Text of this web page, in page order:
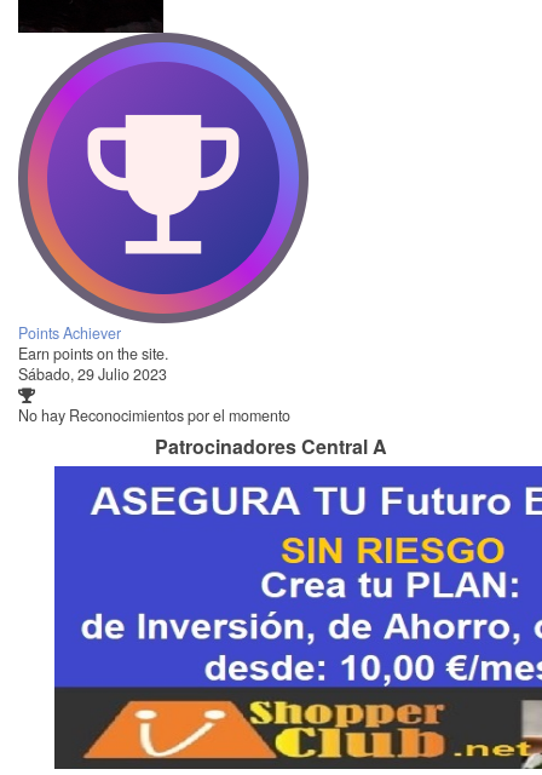
Points Achiever
Earn points on the site.
Sábado, 29 Julio 2023
No hay Reconocimientos por el momento
Patrocinadores Central A